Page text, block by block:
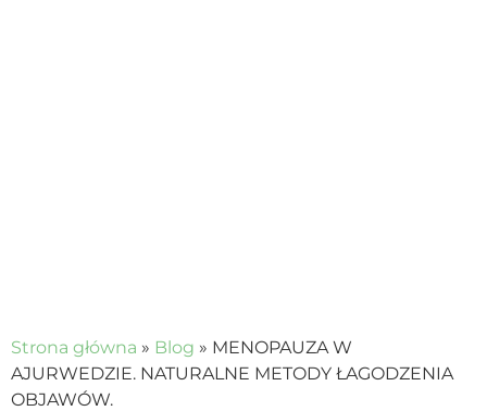
Strona główna » Blog » MENOPAUZA W
AJURWEDZIE. NATURALNE METODY ŁAGODZENIA
OBJAWÓW.